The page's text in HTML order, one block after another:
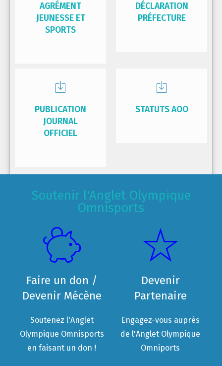
AGRÉMENT
JEUNESSE ET
SPORTS
DÉCLARATION
PRÉFECTURE
PUBLICATION
JOURNAL
OFFICIEL
STATUTS AOO
Soutenir l'Anglet Olympique
Omnisports
Faire un don /
Devenir Mécène
Soutenez l'Anglet
Olympique Omnisports
en faisant un don !
Devenir
Partenaire
Engagez-vous auprès
de l'Anglet Olympique
Omniports